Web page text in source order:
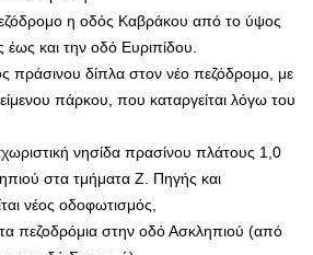
η οδός Καβράκου από το ύψος
και την οδό Ευριπίδου.
πράσινου δίπλα στον νέο πεζόδρομο, με
πάρκου, που καταργείται λόγω του
νησίδα πρασίνου πλάτους 1,0
στα τμήματα Ζ. Πηγής και
νέος οδοφωτισμός,
πεζοδρόμια στην οδό Ασκληπιού (από